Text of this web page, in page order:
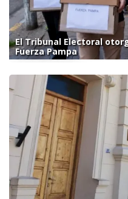
El Tribunal Electoral
Fuerza Pampa